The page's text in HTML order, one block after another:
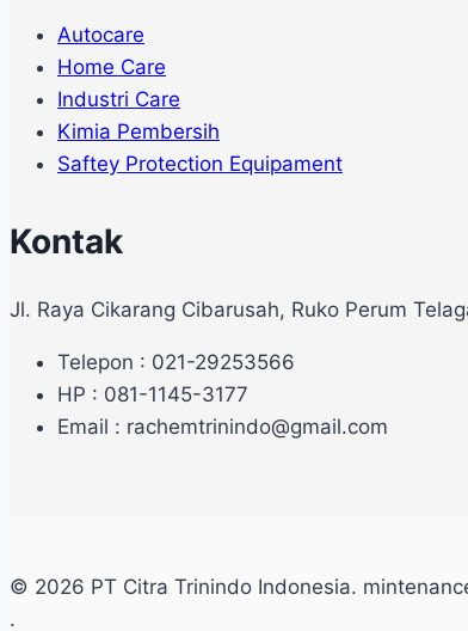
Autocare
Home Care
Industri Care
Kimia Pembersih
Saftey Protection Equipament
Kontak
Jl. Raya Cikarang Cibarusah, Ruko Perum
Telepon : 021-29253566
HP : 081-1145-3177
Email : rachemtrinindo@gmail.com
© 2026 PT Citra Trinindo Indonesia.
.